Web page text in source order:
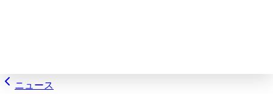
ニュース